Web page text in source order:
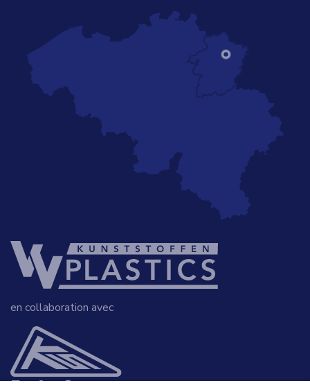
en collaboration avec